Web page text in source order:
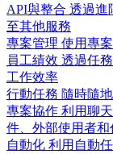
API與整合 透過進
至其他服務
專案管理 使用專
員工績效 透過任
工作效率
行動任務 隨時隨
專案協作 利用聊
件、外部使用者
自動化 利用自動